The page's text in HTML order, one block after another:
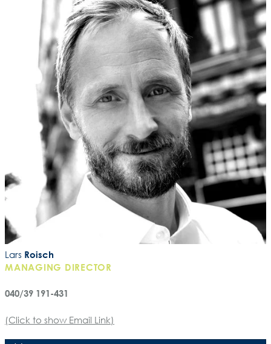
Lars Roisch
MANAGING DIRECTOR
040/39 191-431
(Click to show Email Link)